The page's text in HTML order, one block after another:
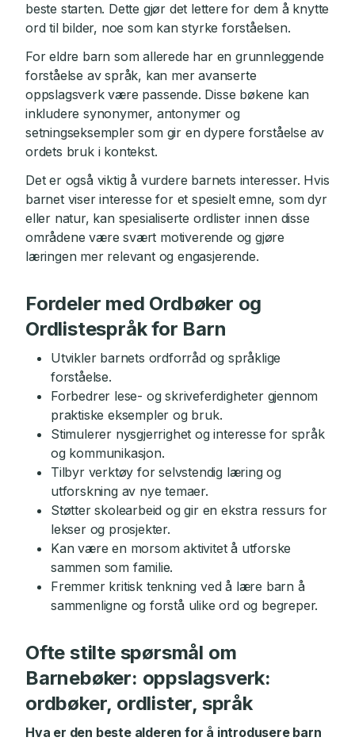
beste starten. Dette gjør det lettere for dem å knytte
ord til bilder, noe som kan styrke forståelsen.
For eldre barn som allerede har en grunnleggende
forståelse av språk, kan mer avanserte
oppslagsverk være passende. Disse bøkene kan
inkludere synonymer, antonymer og
setningseksempler som gir en dypere forståelse av
ordets bruk i kontekst.
Det er også viktig å vurdere barnets interesser. Hvis
barnet viser interesse for et spesielt emne, som dyr
eller natur, kan spesialiserte ordlister innen disse
områdene være svært motiverende og gjøre
læringen mer relevant og engasjerende.
Fordeler med Ordbøker og
Ordlistespråk for Barn
Utvikler barnets ordforråd og språklige
forståelse.
Forbedrer lese- og skriveferdigheter gjennom
praktiske eksempler og bruk.
Stimulerer nysgjerrighet og interesse for språk
og kommunikasjon.
Tilbyr verktøy for selvstendig læring og
utforskning av nye temaer.
Støtter skolearbeid og gir en ekstra ressurs for
lekser og prosjekter.
Kan være en morsom aktivitet å utforske
sammen som familie.
Fremmer kritisk tenkning ved å lære barn å
sammenligne og forstå ulike ord og begreper.
Ofte stilte spørsmål om
Barnebøker: oppslagsverk:
ordbøker, ordlister, språk
Hva er den beste alderen for å introdusere barn